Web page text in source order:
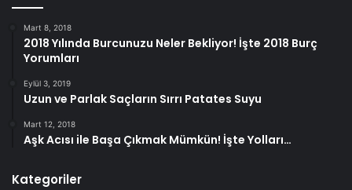
Mart 8, 2018
2018 Yılında Burcunuzu Neler Bekliyor! İşte 2018 Burç
Yorumları
Eylül 3, 2019
Uzun ve Parlak Saçların Sırrı Patates Suyu
Mart 12, 2018
Aşk Acısı ile Başa Çıkmak Mümkün! İşte Yolları…
Kategoriler